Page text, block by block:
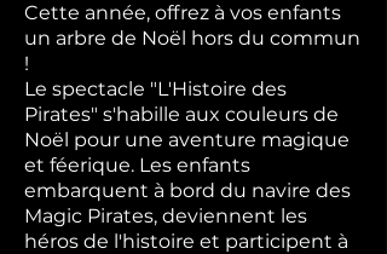
Cette année, offrez à vos enfants
un arbre de Noël hors du commun
!
Le spectacle "L'Histoire des
Pirates" s'habille aux couleurs de
Noël pour une aventure magique
et féerique. Les enfants
embarquent à bord du navire des
Magic Pirates, deviennent les
héros de l'histoire et participent à